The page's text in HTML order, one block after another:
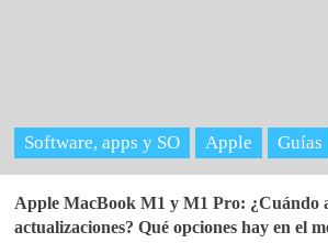
Software, apps y SO Apple Guías
Apple MacBook M1 y M1 Pro: ¿Cuándo
actualizaciones? Qué opciones hay en el